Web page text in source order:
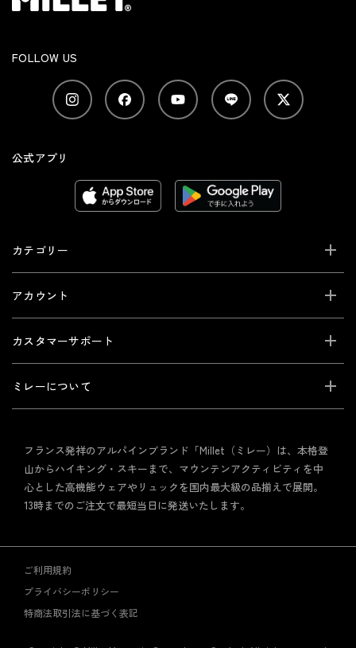
FOLLOW US
公式アプリ
カテゴリー
アカウント
カスタマーサポート
ミレーについて
フランス発祥のアルパインブランド「Millet（ミレー）は、本格登
山からハイキング・スキーまで、マウンテンアクティビティを中
心とした高機能ウェアやリュックを国内最大級の品揃えで展開。
13時までのご注文で最短当日に発送いたします。
ご利用規約
プライバシーポリシー
特商法取引法に基づく表記